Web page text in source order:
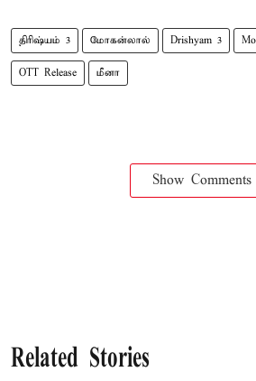
திரிஷ்யம் 3 மோகன்லால் Drishyam 3
OTT Release மீனா
Show Comments
Related Stories